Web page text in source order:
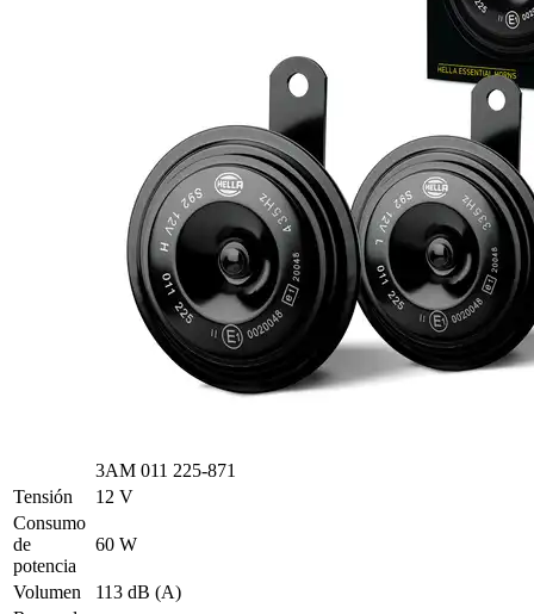
3AM 011 225-871
Tensión
12 V
Consumo
de
potencia
60 W
Volumen
113 dB (A)